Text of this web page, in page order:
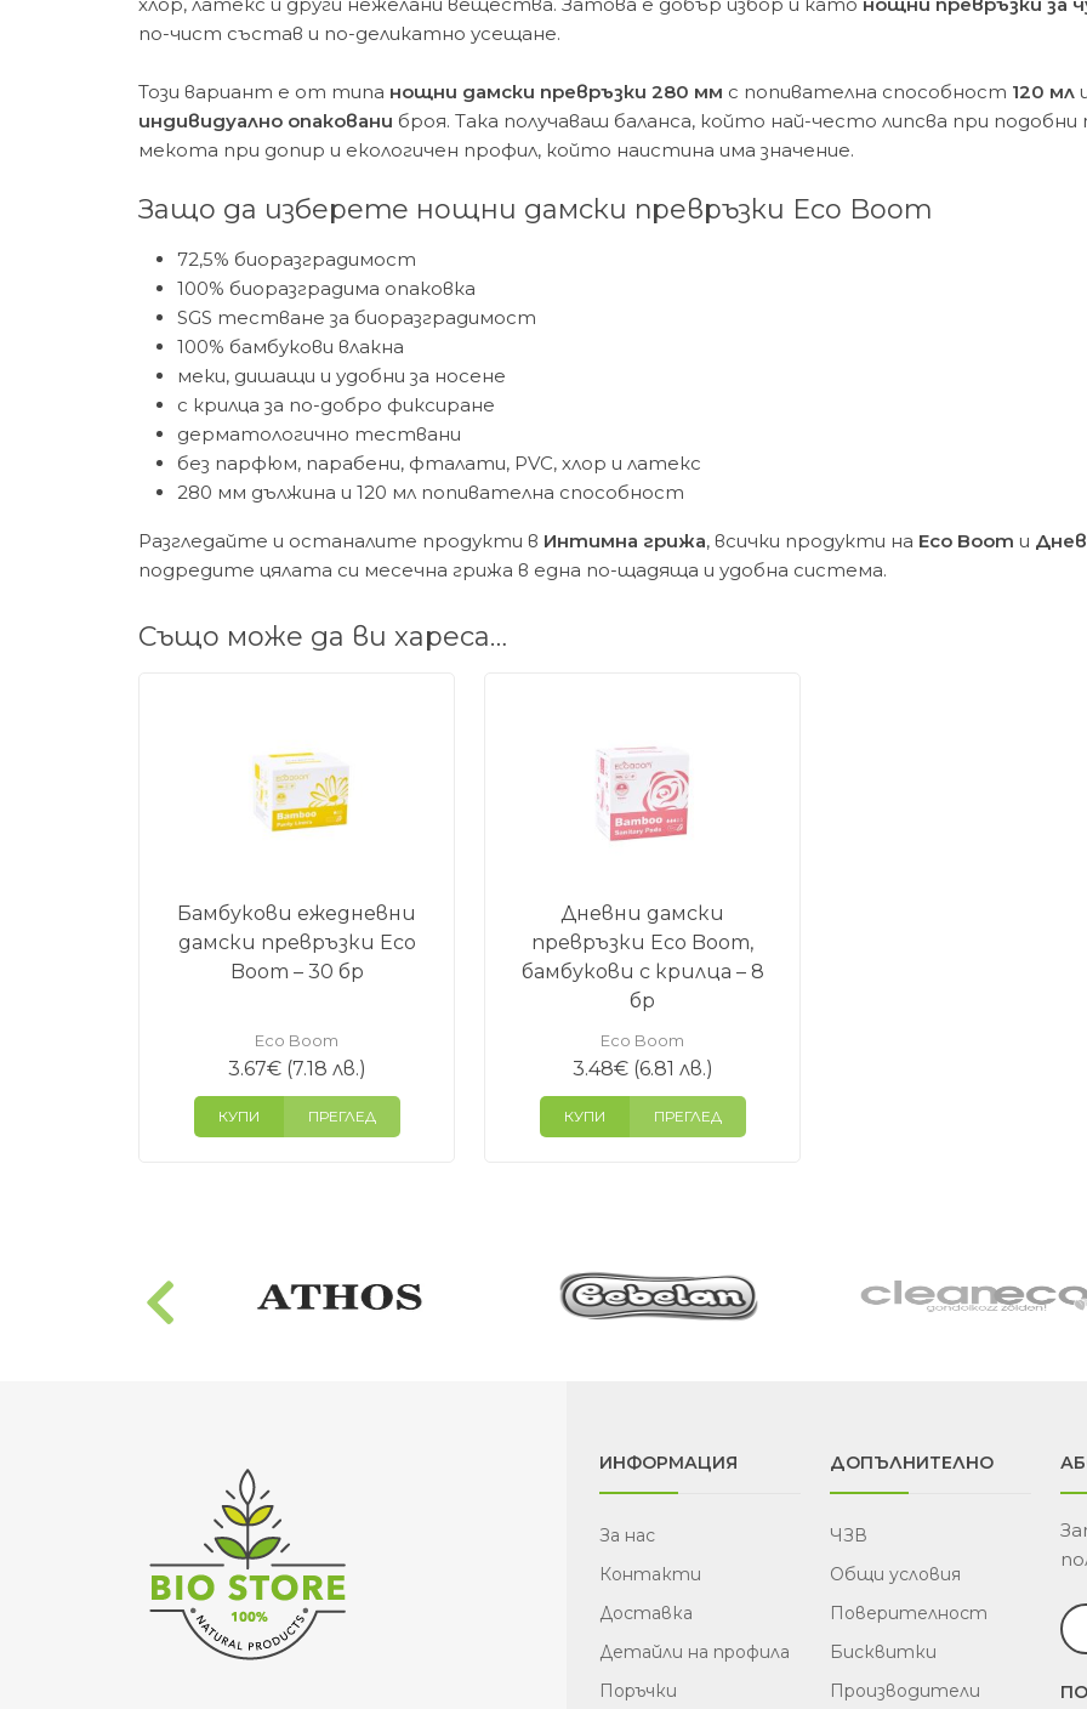
по-чист състав и по-деликатно усещане.
Този вариант е от типа нощни дамски превръзки 280 мм с попивателна способност 120 мл
индивидуално опаковани броя. Така получаваш баланса, който най-често липсва при
мекота при допир и екологичен профил, който наистина има значение.
Защо да изберете нощни дамски превръзки Eco Boom
72,5% биоразградимост
100% биоразградима опаковка
SGS тестване за биоразградимост
100% бамбукови влакна
меки, дишащи и удобни за носене
с крилца за по-добро фиксиране
дерматологично тествани
без парфюм, парабени, фталати, PVC, хлор и латекс
280 мм дължина и 120 мл попивателна способност
Разгледайте и останалите продукти в Интимна грижа, всички продукти на Eco Boom и
подредите цялата си месечна грижа в една по-щадяща и удобна система.
Също може да ви хареса…
Бамбукови ежедневни
дамски превръзки Eco
Boom – 30 бр
Eco Boom
3.67€(7.18 лв.)
КУПИ ПРЕГЛЕД
Дневни дамски
превръзки Eco Boom,
бамбукови с крилца – 8
бр
Eco Boom
3.48€(6.81 лв.)
КУПИ ПРЕГЛЕД
ИНФОРМАЦИЯ
За нас
Контакти
Доставка
Детайли на профила
Поръчки
ДОПЪЛНИТЕЛНО
ЧЗВ
Общи условия
Поверителност
Бисквитки
Производители